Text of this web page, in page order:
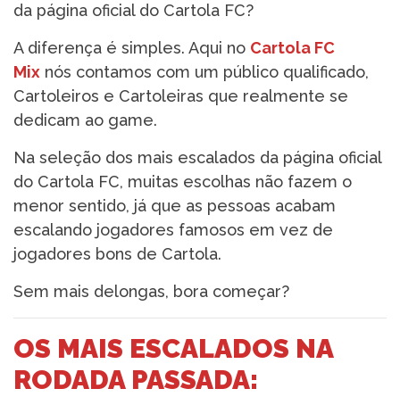
da página oficial do Cartola FC?
A diferença é simples. Aqui no Cartola FC
Mix nós contamos com um público qualificado,
Cartoleiros e Cartoleiras que realmente se
dedicam ao game.
Na seleção dos mais escalados da página oficial
do Cartola FC, muitas escolhas não fazem o
menor sentido, já que as pessoas acabam
escalando jogadores famosos em vez de
jogadores bons de Cartola.
Sem mais delongas, bora começar?
OS MAIS ESCALADOS NA
RODADA PASSADA: